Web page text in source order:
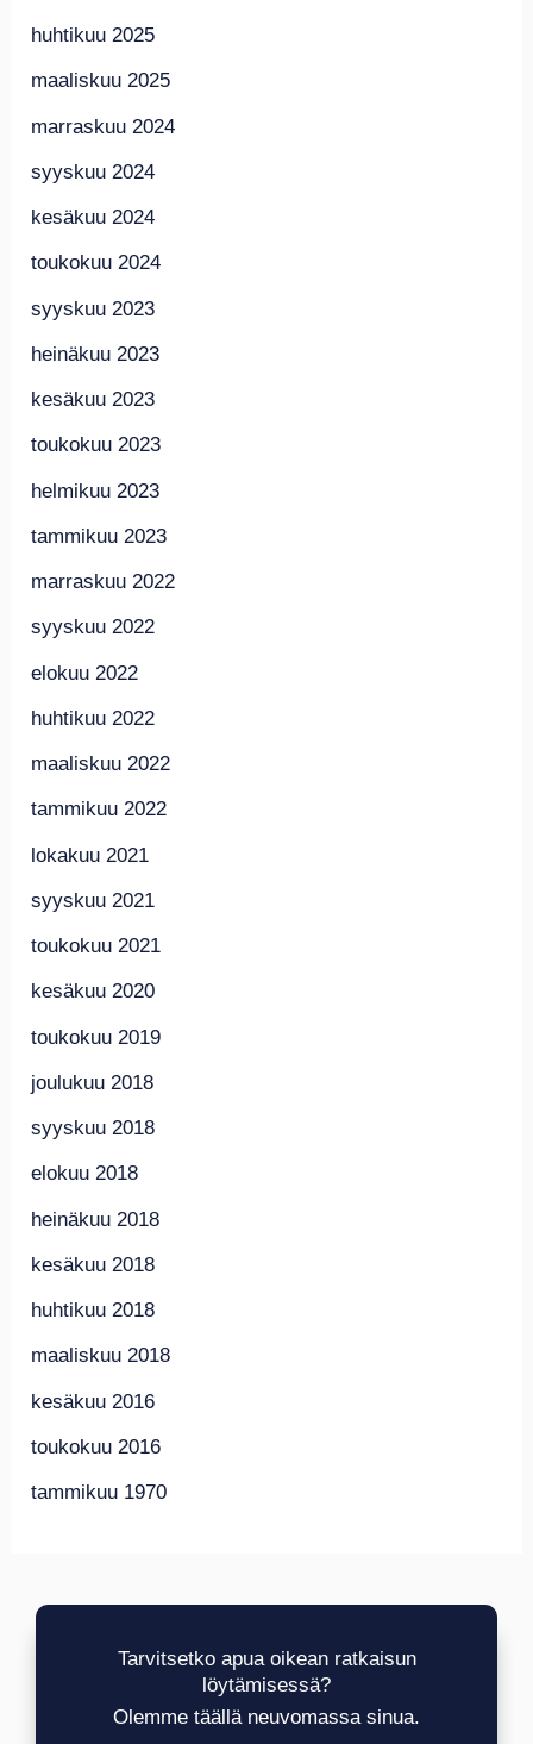
huhtikuu 2025
maaliskuu 2025
marraskuu 2024
syyskuu 2024
kesäkuu 2024
toukokuu 2024
syyskuu 2023
heinäkuu 2023
kesäkuu 2023
toukokuu 2023
helmikuu 2023
tammikuu 2023
marraskuu 2022
syyskuu 2022
elokuu 2022
huhtikuu 2022
maaliskuu 2022
tammikuu 2022
lokakuu 2021
syyskuu 2021
toukokuu 2021
kesäkuu 2020
toukokuu 2019
joulukuu 2018
syyskuu 2018
elokuu 2018
heinäkuu 2018
kesäkuu 2018
huhtikuu 2018
maaliskuu 2018
kesäkuu 2016
toukokuu 2016
tammikuu 1970
Tarvitsetko apua oikean ratkaisun
löytämisessä?
Olemme täällä neuvomassa sinua.